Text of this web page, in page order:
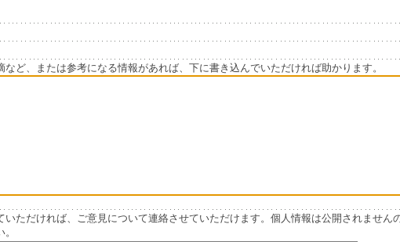
など、または参考になる情報があれば、下に書き込んでいただければ助かります。
いただければ、ご意見について連絡させていただけます。個人情報は公開されません